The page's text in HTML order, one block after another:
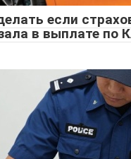
если
в выплате по